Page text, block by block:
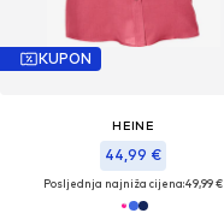
KUPON
HEINE
44,99 €
Posljednja najniža cijena:49,99 €